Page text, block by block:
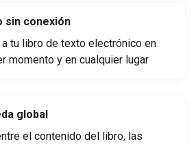
sin conexión
tu libro de texto electrónico en
momento y en cualquier lugar
global
el contenido del libro, las